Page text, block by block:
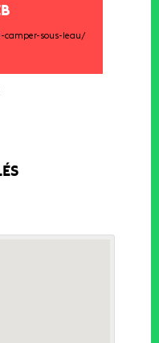
camper-sous-leau/